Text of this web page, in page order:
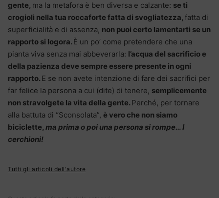
gente, ma la metafora è ben diversa e calzante: se ti
crogioli nella tua roccaforte fatta di svogliatezza, fatta di
superficialità e di assenza, non puoi certo lamentarti se un
rapporto si logora. È un po’ come pretendere che una
pianta viva senza mai abbeverarla: l’acqua del sacrificio e
della pazienza deve sempre essere presente in ogni
rapporto. E se non avete intenzione di fare dei sacrifici per
far felice la persona a cui (dite) di tenere, semplicemente
non stravolgete la vita della gente. Perché, per tornare
alla battuta di “Sconsolata”, è vero che non siamo
biciclette, ma prima o poi una persona si rompe… I
cerchioni!
Tutti gli articoli dell'autore